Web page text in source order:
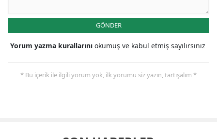
GÖNDER
Yorum yazma kurallarını okumuş ve kabul etmiş sayılırsınız
* Bu içerik ile ilgili yorum yok, ilk yorumu siz yazın, tartışalım *